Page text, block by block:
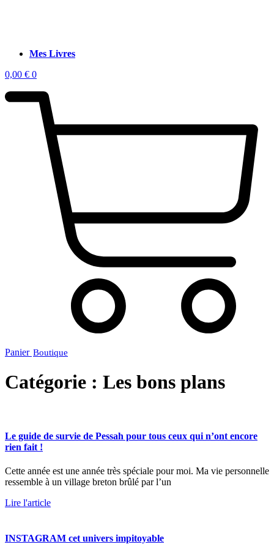
Mes Livres
0,00 € 0
Panier
Catégorie : Les bons plans
Le guide de survie de Pessah pour tous ceux qui n’ont encore
rien fait !
Cette année est une année très spéciale pour moi. Ma vie personnelle
ressemble à un village breton brûlé par l’un
Lire l'article
INSTAGRAM cet univers impitoyable